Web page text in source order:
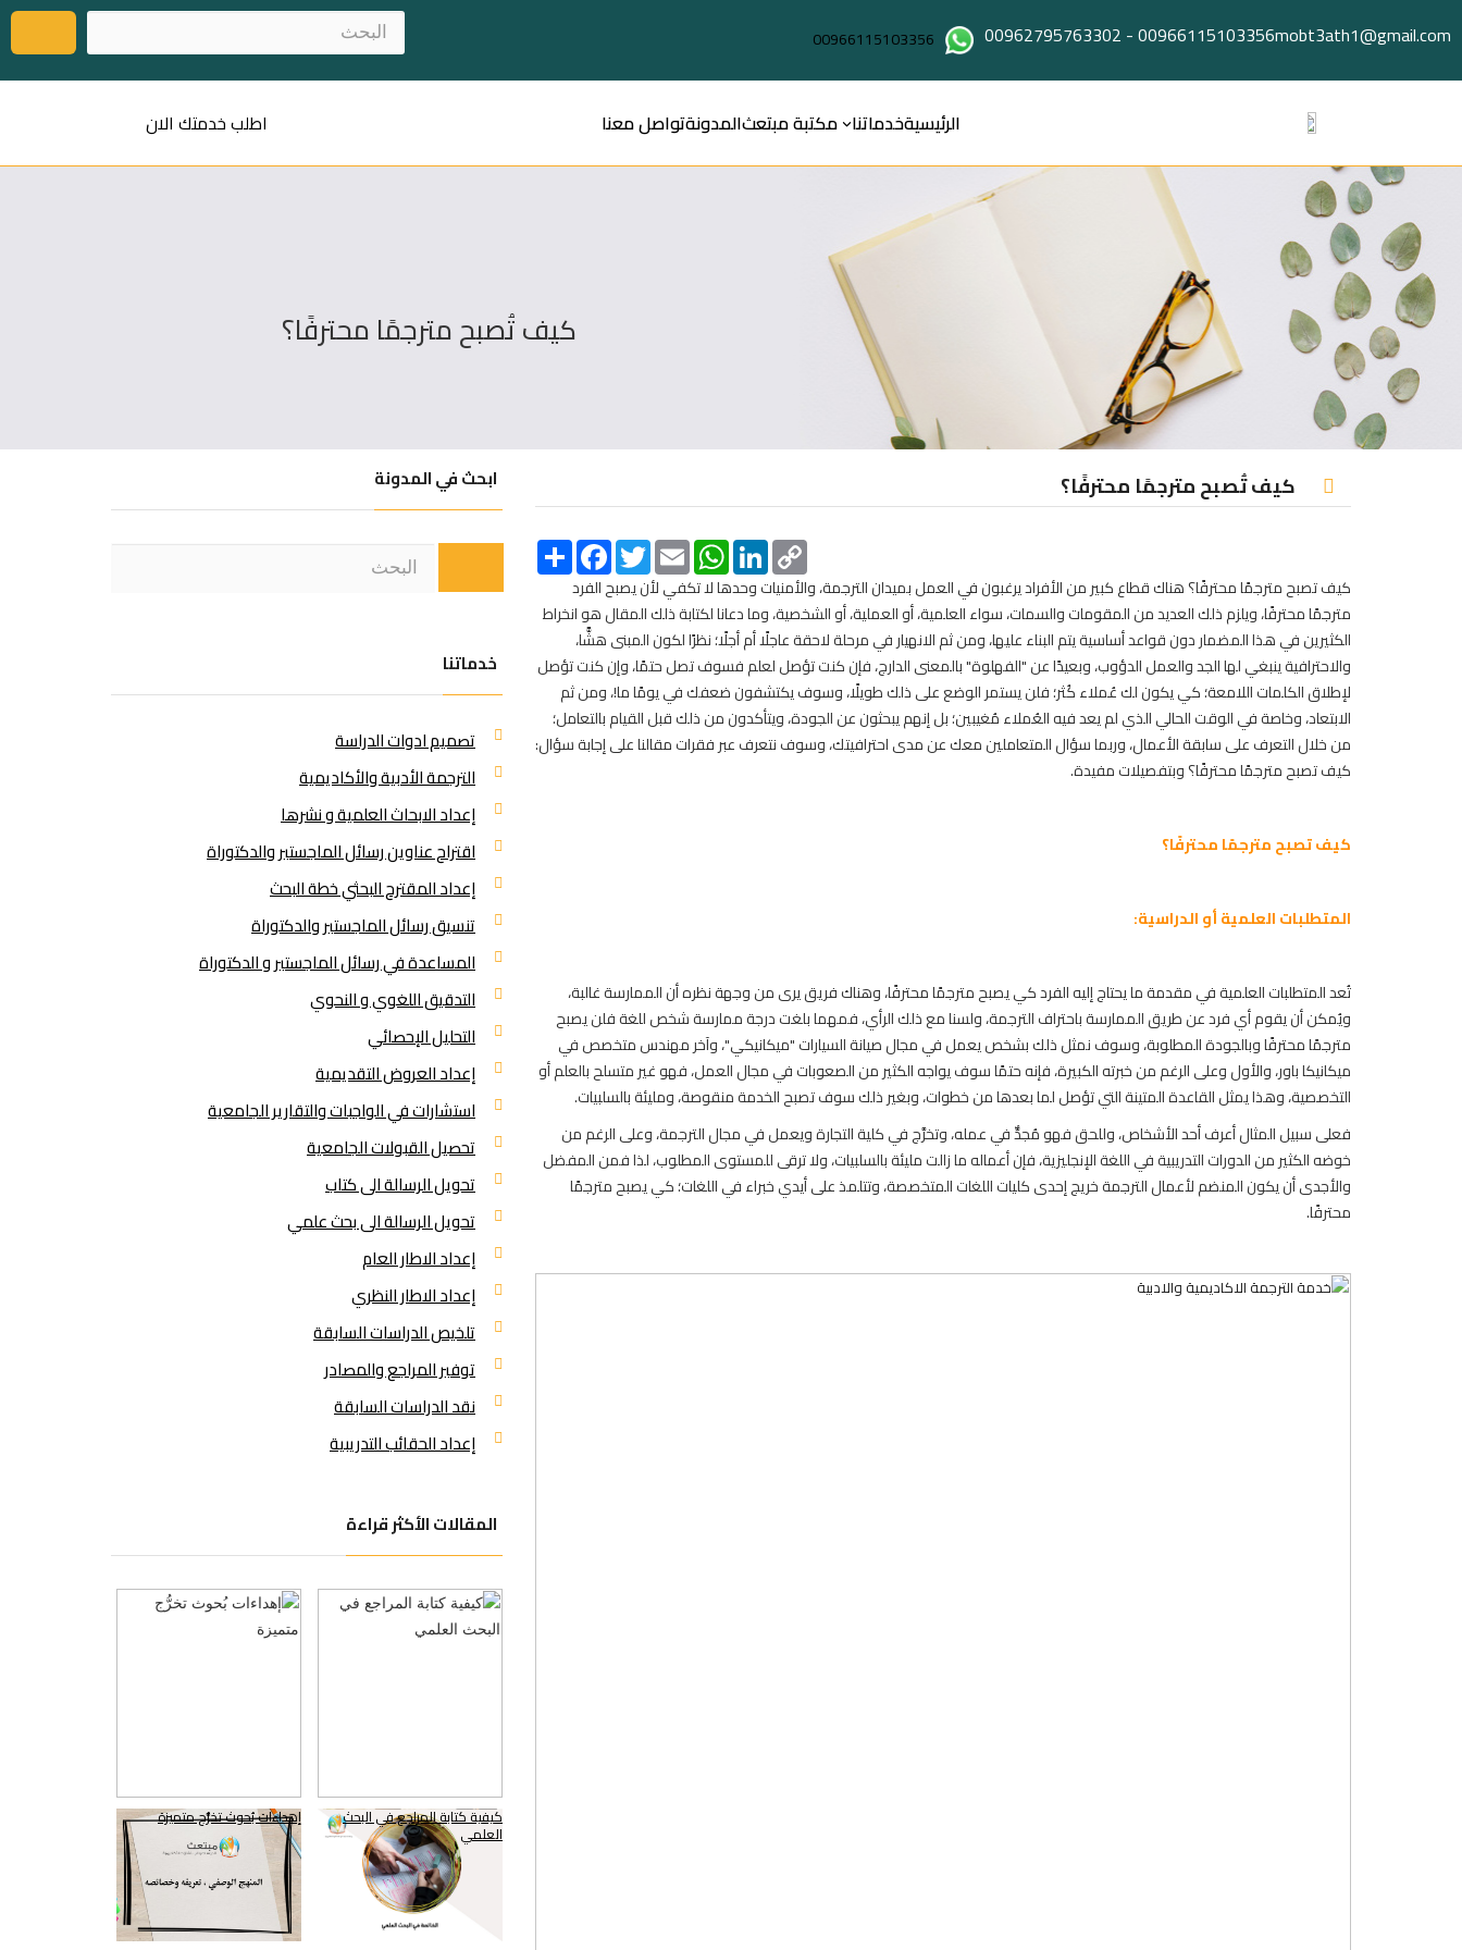
mobt3ath1@gmail.com
00966115103356
-
00962795763302
00966115103356
الرئيسيةخدماتنا مكتبة مبتعثالمدونةتواصل معنا اطلب خدمتك الان
كيف تُصبح مترجمًا محترفًا؟
كيف تُصبح مترجمًا محترفًا؟
Share
FacebookTwitterEmail
WhatsAppLinkedInCopy
Link
كيف تصبح مترجمًا محترفًا؟ هناك قطاع كبير من الأفراد يرغبون في العمل بميدان الترجمة، والأمنيات وحدها لا تكفي لأن يصبح الفرد
مترجمًا محترفًا، ويلزم ذلك العديد من المقومات والسمات، سواء العلمية، أو العملية، أو الشخصية، وما دعانا لكتابة ذلك المقال هو انخراط
الكثيرين في هذا المضمار دون قواعد أساسية يتم البناء عليها، ومن ثم الانهيار في مرحلة لاحقة عاجلًا أم أجلًا؛ نظرًا لكون المبنى هشًّا،
والاحترافية ينبغي لها الجد والعمل الدؤوب، وبعيدًا عن "الفهلوة" بالمعنى الدارج، فإن كنت تؤصل لعلم فسوف تصل حتمًا، وإن كنت تؤصل
لإطلاق الكلمات اللامعة؛ كي يكون لك عُملاء كُثر؛ فلن يستمر الوضع على ذلك طويلًا، وسوف يكتشفون ضعفك في يومًا ما!، ومن ثم
الابتعاد، وخاصة في الوقت الحالي الذي لم يعد فيه العُملاء مُغيبين؛ بل إنهم يبحثون عن الجودة، ويتأكدون من ذلك قبل القيام بالتعامل؛
من خلال التعرف على سابقة الأعمال، وربما سؤال المتعاملين معك عن مدى احترافيتك، وسوف نتعرف عبر فقرات مقالنا على إجابة سؤال:
كيف تصبح مترجمًا محترفًا؟ وبتفصيلات مفيدة.
كيف تصبح مترجمًا محترفًا؟
المتطلبات العلمية أو الدراسية:
تُعد المتطلبات العلمية في مقدمة ما يحتاج إليه الفرد كي يصبح مترجمًا محترفًا، وهناك فريق يرى من وجهة نظره أن الممارسة غالبة،
ويُمكن أن يقوم أي فرد عن طريق الممارسة باحتراف الترجمة، ولسنا مع ذلك الرأي، فمهما بلغت درجة ممارسة شخص للغة فلن يصبح
مترجمًا محترفًا وبالجودة المطلوبة، وسوف نمثل ذلك بشخص يعمل في مجال صيانة السيارات "ميكانيكي"، وآخر مهندس متخصص في
ميكانيكا باور، والأول وعلى الرغم من خبرته الكبيرة، فإنه حتمًا سوف يواجه الكثير من الصعوبات في مجال العمل، فهو غير متسلح بالعلم أو
التخصصية، وهذا يمثل القاعدة المتينة التي تؤصل لما بعدها من خطوات، وبغير ذلك سوف تصبح الخدمة منقوصة، ومليئة بالسلبيات.
فعلى سبيل المثال أعرف أحد الأشخاص، وللحق فهو مُجدٌّ في عمله، وتخرَّج في كلية التجارة ويعمل في مجال الترجمة، وعلى الرغم من
خوضه الكثير من الدورات التدريبية في اللغة الإنجليزية، فإن أعماله ما زالت مليئة بالسلبيات، ولا ترقى للمستوى المطلوب، لذا فمن المفضل
والأجدى أن يكون المنضم لأعمال الترجمة خريج إحدى كليات اللغات المتخصصة، وتتلمذ على أيدي خبراء في اللغات؛ كي يصبح مترجمًا
محترفًا.
ابحث في المدونة
خدماتنا
تصميم ادوات الدراسة
الترجمة الأدبية والأكاديمية
إعداد الابحاث العلمية و نشرها
اقتراح عناوين رسائل الماجستير والدكتوراة
إعداد المقترح البحثي خطة البحث
تنسيق رسائل الماجستير والدكتوراة
المساعدة في رسائل الماجستير و الدكتوراة
التدقيق اللغوي و النحوي
التحليل الإحصائي
إعداد العروض التقديمية
استشارات في الواجبات والتقارير الجامعية
تحصيل القبولات الجامعية
تحويل الرسالة الى كتاب
تحويل الرسالة الى بحث علمي
إعداد الاطار العام
إعداد الاطار النظري
تلخيص الدراسات السابقة
توفير المراجع والمصادر
نقد الدراسات السابقة
إعداد الحقائب التدريبية
المقالات الأكثر قراءة
كيفية كتابة المراجع في البحث
العلمي
2021/06/01
914952
إهداءات بُحوث تخرُّج متميزة
2019/10/24